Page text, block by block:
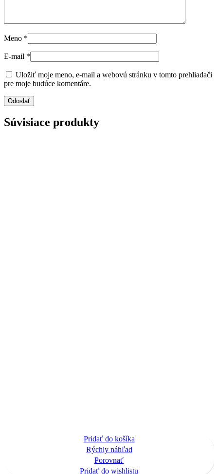
Meno *
E-mail *
Uložiť moje meno, e-mail a webovú stránku v tomto prehliadači
pre moje budúce komentáre.
Súvisiace produkty
Pridať do košíka
Rýchly náhľad
Porovnať
Pridať do wishlistu